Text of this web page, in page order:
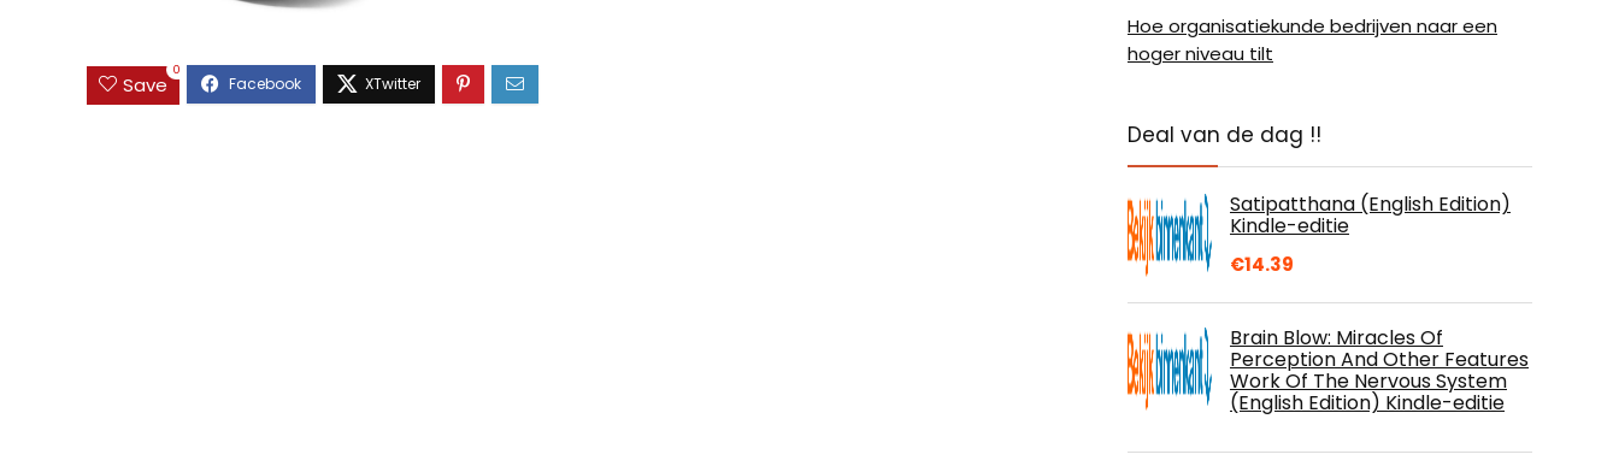
Save
0
Hoe organisatiekunde bedrijven naar een
hoger niveau tilt
Deal van de dag !!
Satipatthana (English Edition)
Kindle-editie
€14.39
Brain Blow: Miracles Of
Perception And Other Features
Work Of The Nervous System
(English Edition) Kindle-editie